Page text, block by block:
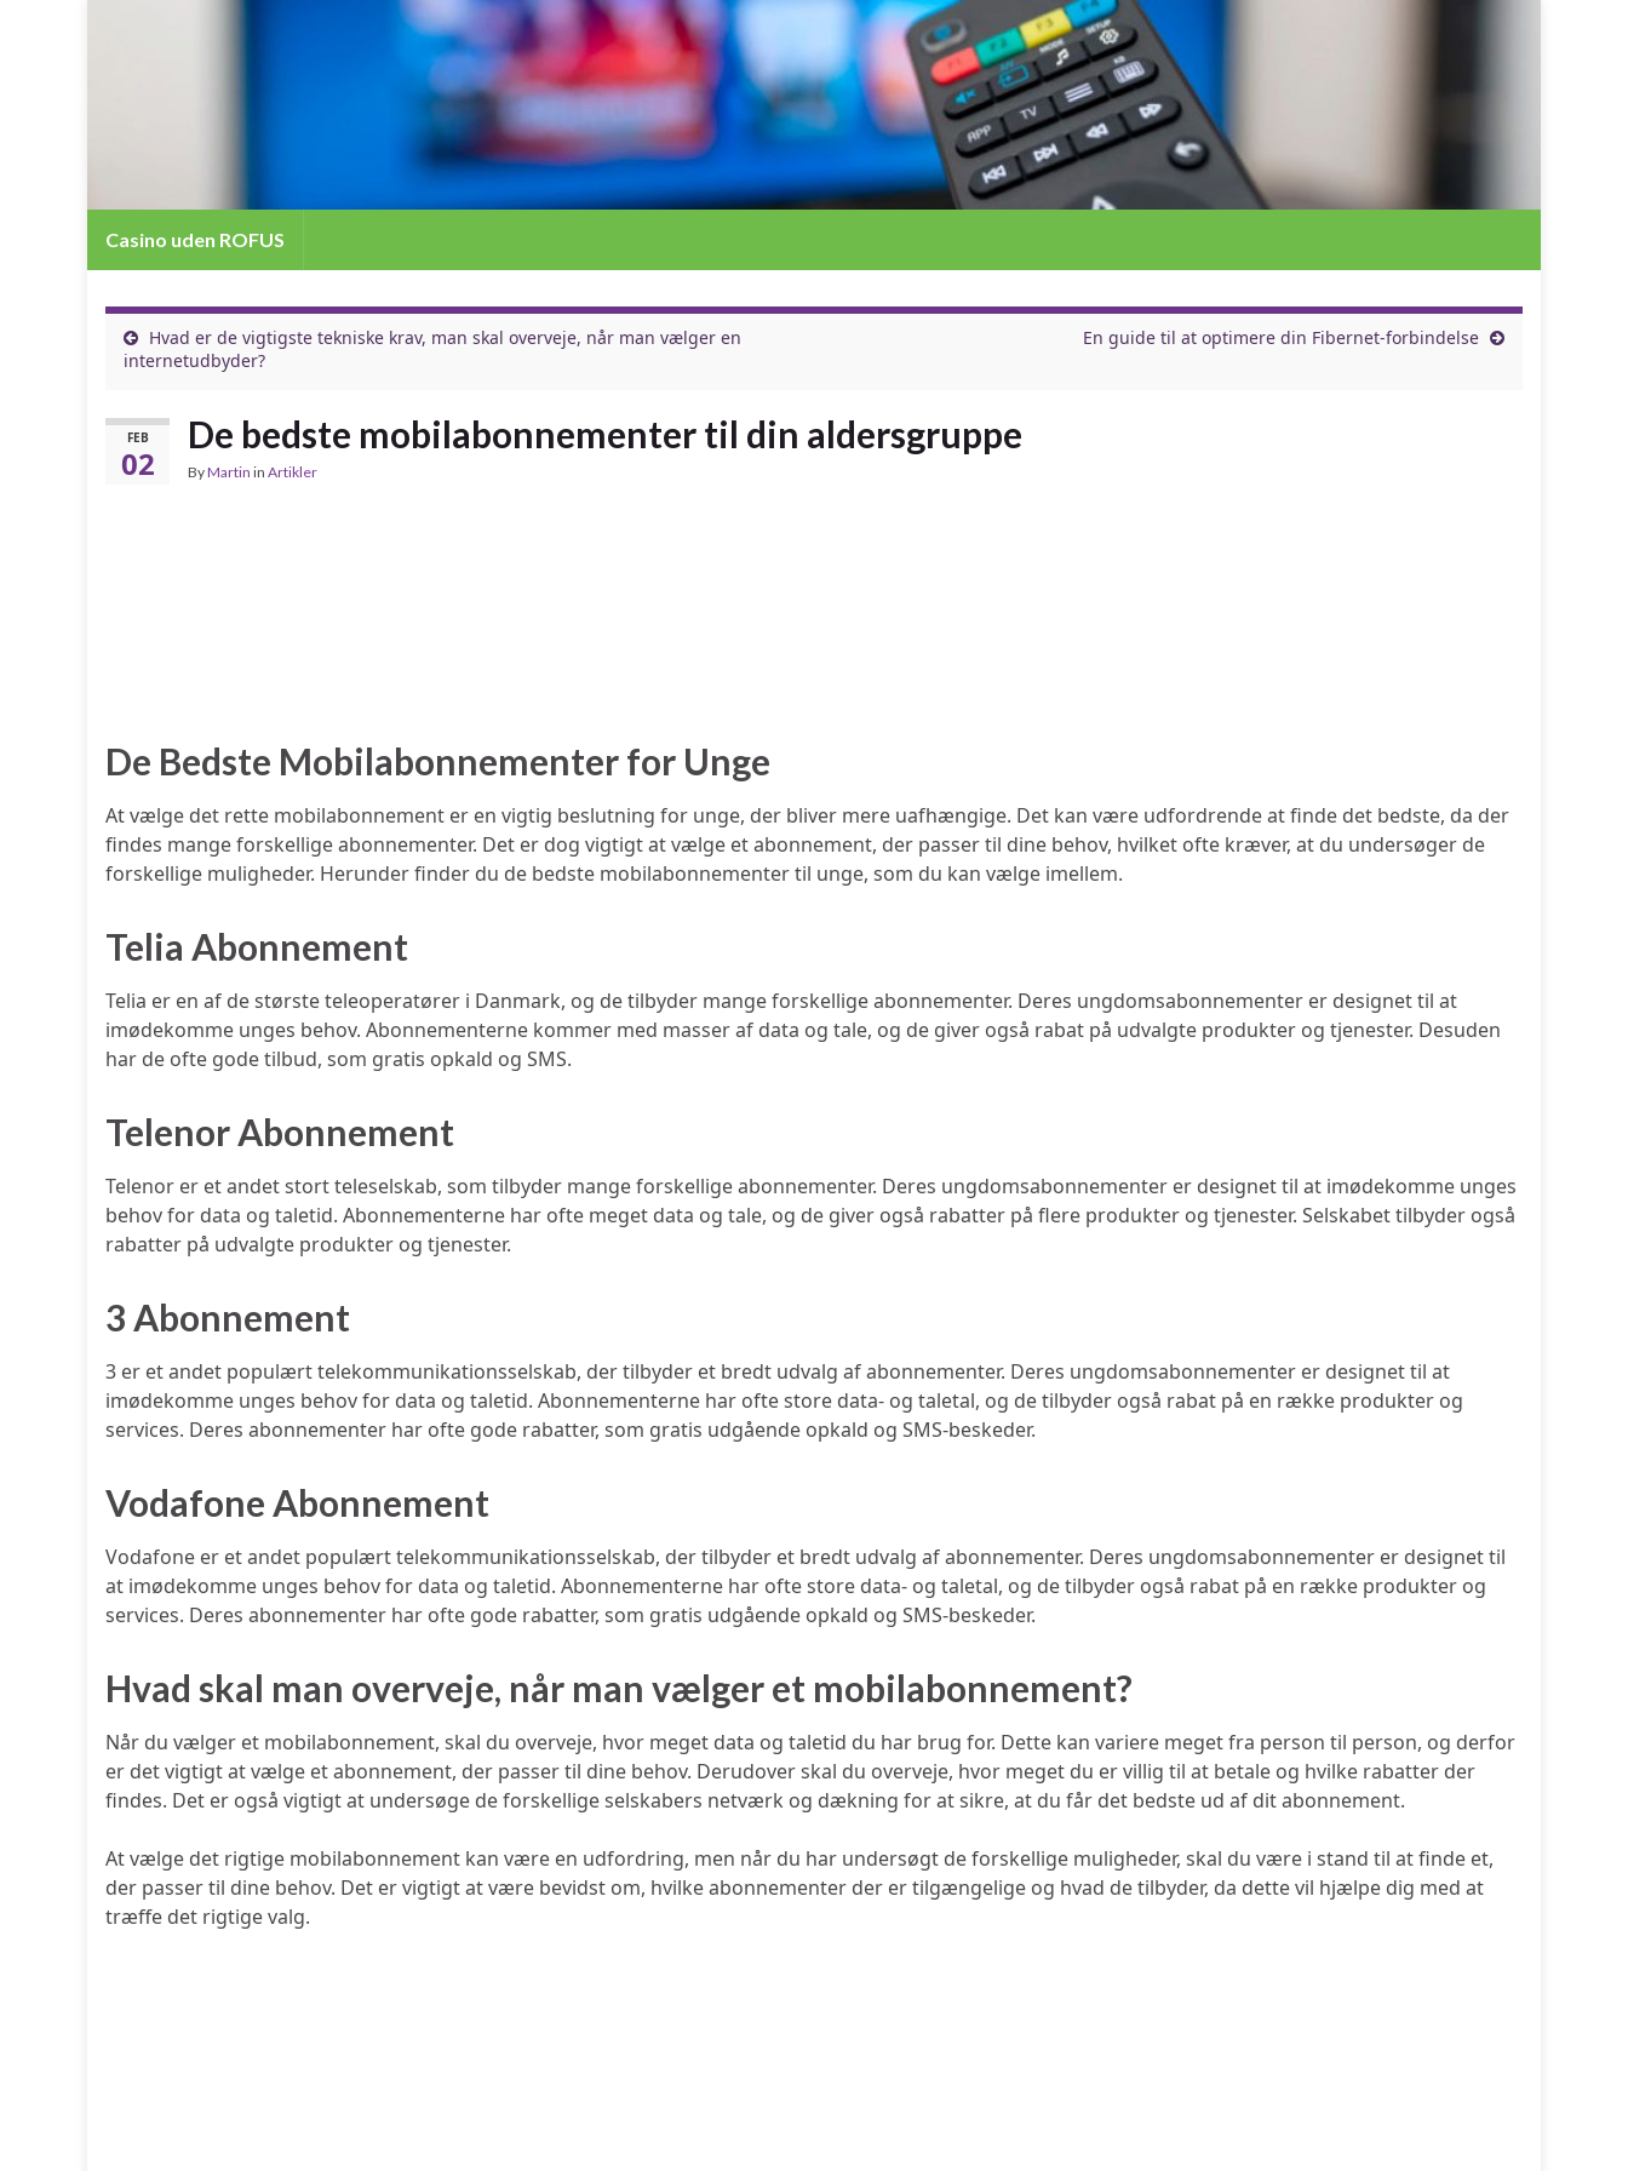
Casino uden ROFUS
Hvad er de vigtigste tekniske krav, man skal overveje, når man vælger en
internetudbyder?
En guide til at optimere din Fibernet-forbindelse
FEB
02
De bedste mobilabonnementer til din aldersgruppe
ByMartin in Artikler
De Bedste Mobilabonnementer for Unge
At vælge det rette mobilabonnement er en vigtig beslutning for unge, der bliver mere uafhængige. Det kan være udfordrende at finde det bedste, da der
findes mange forskellige abonnementer. Det er dog vigtigt at vælge et abonnement, der passer til dine behov, hvilket ofte kræver, at du undersøger de
forskellige muligheder. Herunder finder du de bedste mobilabonnementer til unge, som du kan vælge imellem.
Telia Abonnement
Telia er en af de største teleoperatører i Danmark, og de tilbyder mange forskellige abonnementer. Deres ungdomsabonnementer er designet til at
imødekomme unges behov. Abonnementerne kommer med masser af data og tale, og de giver også rabat på udvalgte produkter og tjenester. Desuden
har de ofte gode tilbud, som gratis opkald og SMS.
Telenor Abonnement
Telenor er et andet stort teleselskab, som tilbyder mange forskellige abonnementer. Deres ungdomsabonnementer er designet til at imødekomme unges
behov for data og taletid. Abonnementerne har ofte meget data og tale, og de giver også rabatter på flere produkter og tjenester. Selskabet tilbyder også
rabatter på udvalgte produkter og tjenester.
3 Abonnement
3 er et andet populært telekommunikationsselskab, der tilbyder et bredt udvalg af abonnementer. Deres ungdomsabonnementer er designet til at
imødekomme unges behov for data og taletid. Abonnementerne har ofte store data- og taletal, og de tilbyder også rabat på en række produkter og
services. Deres abonnementer har ofte gode rabatter, som gratis udgående opkald og SMS-beskeder.
Vodafone Abonnement
Vodafone er et andet populært telekommunikationsselskab, der tilbyder et bredt udvalg af abonnementer. Deres ungdomsabonnementer er designet til
at imødekomme unges behov for data og taletid. Abonnementerne har ofte store data- og taletal, og de tilbyder også rabat på en række produkter og
services. Deres abonnementer har ofte gode rabatter, som gratis udgående opkald og SMS-beskeder.
Hvad skal man overveje, når man vælger et mobilabonnement?
Når du vælger et mobilabonnement, skal du overveje, hvor meget data og taletid du har brug for. Dette kan variere meget fra person til person, og derfor
er det vigtigt at vælge et abonnement, der passer til dine behov. Derudover skal du overveje, hvor meget du er villig til at betale og hvilke rabatter der
findes. Det er også vigtigt at undersøge de forskellige selskabers netværk og dækning for at sikre, at du får det bedste ud af dit abonnement.
At vælge det rigtige mobilabonnement kan være en udfordring, men når du har undersøgt de forskellige muligheder, skal du være i stand til at finde et,
der passer til dine behov. Det er vigtigt at være bevidst om, hvilke abonnementer der er tilgængelige og hvad de tilbyder, da dette vil hjælpe dig med at
træffe det rigtige valg.